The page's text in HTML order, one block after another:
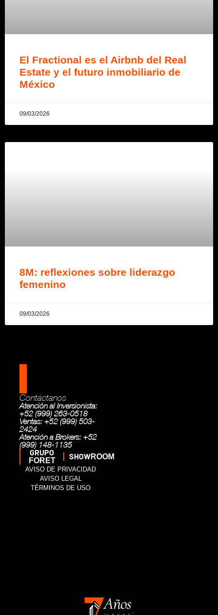
El Fractional es el Airbnb del Real
Estate y el futuro inmobiliario de
México
09/03/2026
8M: reflexiones sobre liderazgo
femenino
09/03/2026
Contáctanos
Atención al Inversionista:
+52 (999) 263-0518
Ventas: +52 (999) 503-
2424
Atención a Brokers: +52
(999) 148-1135
GRUPO
FORET SHOWROOM
AVISO DE PRIVACIDAD
AVISO LEGAL
TÉRMINOS DE USO